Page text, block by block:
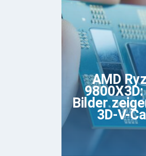
AMD
Bilder
3D-V-